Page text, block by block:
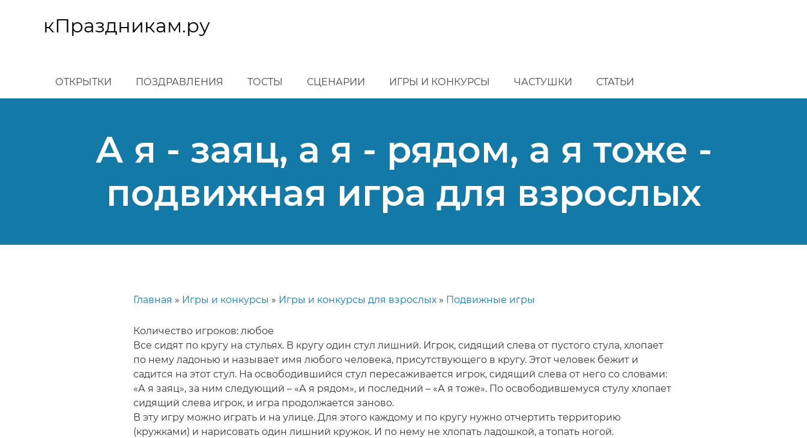
основномукПраздникам.ру
ОТКРЫТКИ ПОЗДРАВЛЕНИЯ ТОСТЫ СЦЕНАРИИ ИГРЫ И КОНКУРСЫ ЧАСТУШКИ СТАТЬИ
А я - заяц, а я - рядом, а я тоже -
подвижная игра для взрослых
Строка
навигации
Главная Игры и конкурсы Игры и конкурсы для взрослых Подвижные игры
Количество игроков: любое
Все сидят по кругу на стульях. В кругу один стул лишний. Игрок, сидящий слева от пустого стула, хлопает
по нему ладонью и называет имя любого человека, присутствующего в кругу. Этот человек бежит и
садится на этот стул. На освободившийся стул пересаживается игрок, сидящий слева от него со словами:
«А я заяц», за ним следующий – «А я рядом», и последний – «А я тоже». По освободившемуся стулу хлопает
сидящий слева игрок, и игра продолжается заново.
В эту игру можно играть и на улице. Для этого каждому и по кругу нужно отчертить территорию
(кружками) и нарисовать один лишний кружок. И по нему не хлопать ладошкой, а топать ногой.